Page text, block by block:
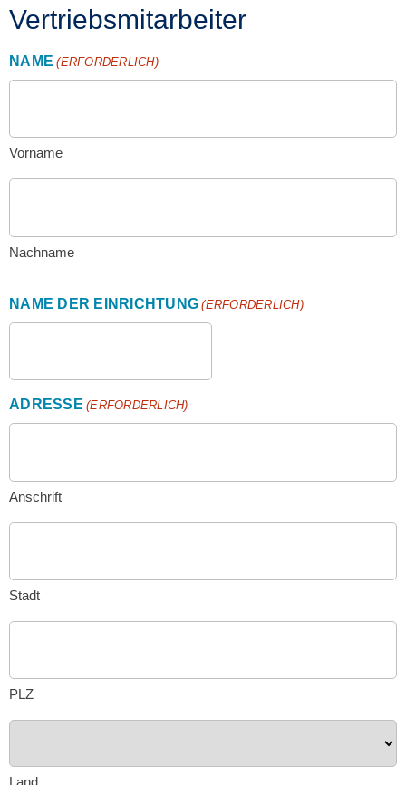
Vertriebsmitarbeiter
NAME (ERFORDERLICH)
Vorname
Nachname
NAME DER EINRICHTUNG (ERFORDERLICH)
ADRESSE (ERFORDERLICH)
Anschrift
Stadt
PLZ
Land